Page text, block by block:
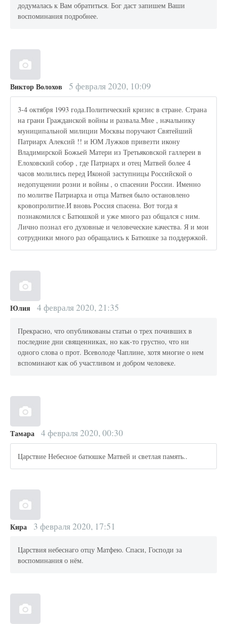
додумалась к Вам обратиться. Бог даст запишем Ваши
воспоминания подробнее.
Виктор Волохов 5 февраля 2020, 10:09
3-4 октября 1993 года.Политический кризис в стране. Страна
на грани Гражданской войны и развала.Мне , начальнику
муниципальной милиции Москвы поручают Святейший
Патриарх Алексий !! и ЮМ Лужков привезти икону
Владимирской Божьей Матери из Третьяковской галлереи в
Елоховский собор , где Патриарх и отец Матвей более 4
часов молились перед Иконой заступницы Российской о
недопущении розни и войны , о спасении России. Именно
по молитве Патриарха и отца Матвея было остановлено
кровопролитие.И вновь Россия спасена. Вот тогда я
познакомился с Батюшкой и уже много раз общался с ним.
Лично познал его духовные и человеческие качества. Я и мои
сотрудники много раз обращались к Батюшке за поддержкой.
Юлия 4 февраля 2020, 21:35
Прекрасно, что опубликованы статьи о трех почивших в
последние дни священниках, но как-то грустно, что ни
одного слова о прот. Всеволоде Чаплине, хотя многие о нем
вспоминают как об участливом и добром человеке.
Тамара 4 февраля 2020, 00:30
Царствие Небесное батюшке Матвей и светлая память..
Кира 3 февраля 2020, 17:51
Царствия небеснаго отцу Матфею. Спаси, Господи за
воспоминания о нём.